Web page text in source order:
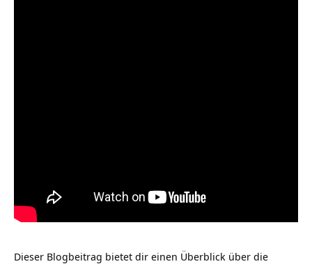
Dieser Blogbeitrag bietet dir einen Überblick über die